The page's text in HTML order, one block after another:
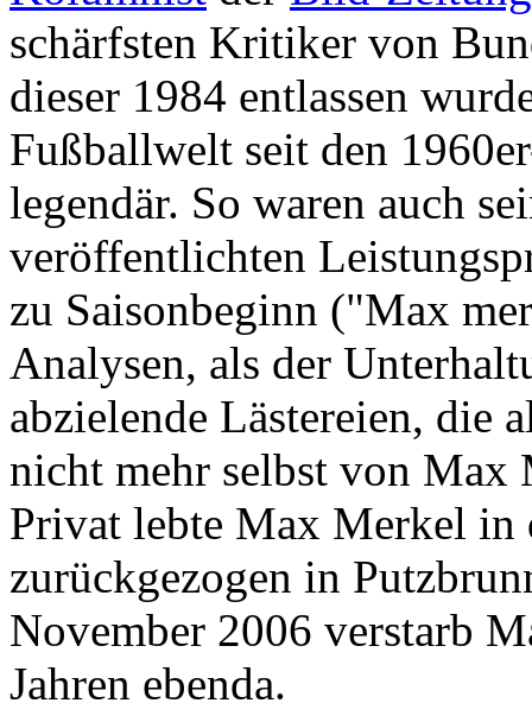
schärfsten Kritiker von
dieser 1984 entlassen
Fußballwelt seit den
legendär. So waren auch
veröffentlichten
zu Saisonbeginn ("Max
Analysen, als der
abzielende Lästereien, die
nicht mehr selbst von Max
Privat lebte Max Merkel in
zurückgezogen in
November 2006 verstarb
Jahren ebenda.